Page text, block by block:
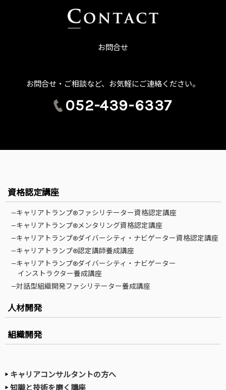
お問合せ
お問合せ・ご相談など、お気軽にご連絡ください。
052-439-6337
資格認定講座
—キャリアトランプ®ファシリテーター資格認定講座
—キャリアトランプ®メンタリング資格認定講座
—キャリアトランプ®ダイバーシティ・ナビゲーター資格認定講座
—キャリアトランプ®認定講師養成講座
—キャリアトランプ®ダイバーシティ・ナビゲーター
インストラクター養成講座
—対話型組織開発ファシリテーター養成講座
人材開発
組織開発
キャリアコンサルタントの方へ
知識と技術を磨く講座